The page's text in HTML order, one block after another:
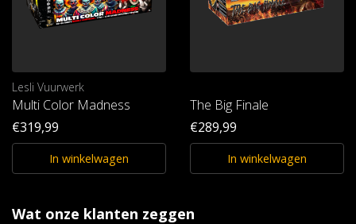
Lesli Vuurwerk
Multi Color Madness
€319,99
In winkelwagen
The Big Finale
€289,99
In winkelwagen
Wat onze klanten zeggen